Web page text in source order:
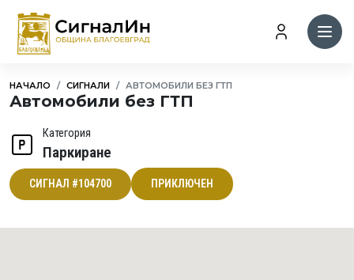
НАЧАЛО СИГНАЛИ АВТОМОБИЛИ БЕЗ ГТП
Автомобили без ГТП
Категория
Паркиране
СИГНАЛ #104700 ПРИКЛЮЧЕН